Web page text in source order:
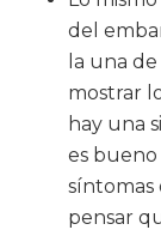
del
la una
mostrar
hay una
es
síntomas
pensar